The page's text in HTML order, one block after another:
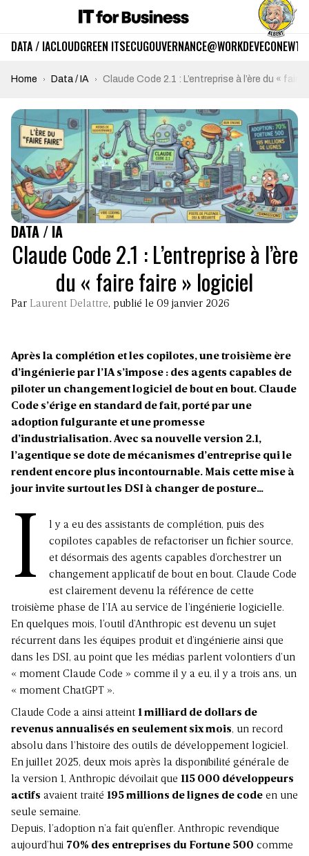
DATA / IACLOUDGREEN ITSECUGOUVERNANCE@WORKDEVECO
Home Data / IA Claude Code 2.1 : L’entreprise à l’ère du «
DATA / IA
Claude Code 2.1 : L’entreprise à l’ère
du « faire faire » logiciel
Par Laurent Delattre, publié le 09 janvier 2026
Après la complétion et les copilotes, une troisième ère
d’ingénierie par l’IA s’impose : des agents capables de
piloter un changement logiciel de bout en bout. Claude
Code s’érige en standard de fait, porté par une
adoption fulgurante et une promesse
d’industrialisation. Avec sa nouvelle version 2.1,
l’agentique se dote de mécanismes d’entreprise qui le
rendent encore plus incontournable. Mais cette mise à
jour invite surtout les DSI à changer de posture…
I
l y a eu des assistants de complétion, puis des
copilotes capables de refactoriser un fichier source,
et désormais des agents capables d’orchestrer un
changement applicatif de bout en bout. Claude Code
est clairement devenu la référence de cette
troisième phase de l’IA au service de l’ingénierie logicielle.
En quelques mois, l’outil d’Anthropic est devenu un sujet
récurrent dans les équipes produit et d’ingénierie ainsi que
dans les DSI, au point que les médias parlent volontiers d’un
« moment Claude Code » comme il y a eu, il y a trois ans, un
« moment ChatGPT ».
Claude Code a ainsi atteint 1 milliard de dollars de
revenus annualisés en seulement six mois, un record
absolu dans l’histoire des outils de développement logiciel.
En juillet 2025, deux mois après la disponibilité générale de
la version 1, Anthropic dévoilait que 115 000 développeurs
actifs avaient traité 195 millions de lignes de code en une
seule semaine.
Depuis, l’adoption n’a fait qu’enfler. Anthropic revendique
aujourd’hui 70% des entreprises du Fortune 500 comme